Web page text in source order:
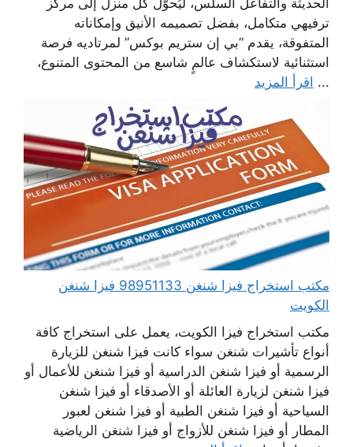
ترفيهي متكامل، بفضل تصميمه الأنيق وإمكاناته
المتفوقة، يقدم “بي إن ستريم بوكس” لمرتاديه فرصة
استثنائية لاستكشاف عالمٍ شاسع من المحتوى المتنوع،
... اقرأ المزيد
مكتب استخراج فيزا شنغن 98951133 فيزا شنغن
الكويت
مكتب استخراج فيزا الكويت، يعمل على استخراج كافة
أنواع تأشيرات شنغن سواء كانت فيزا شنغن للزيارة
الرسمية أو فيزا شنغن الدراسية أو فيزا شنغن للأعمال أو
فيزا شنغن لزيارة العائلة أو الأصدقاء أو فيزا شنغن
السياحية أو فيزا شنغن الطبية أو فيزا شنغن لعبور
المطار أو فيزا شنغن للأزواج أو فيزا شنغن الرياضية